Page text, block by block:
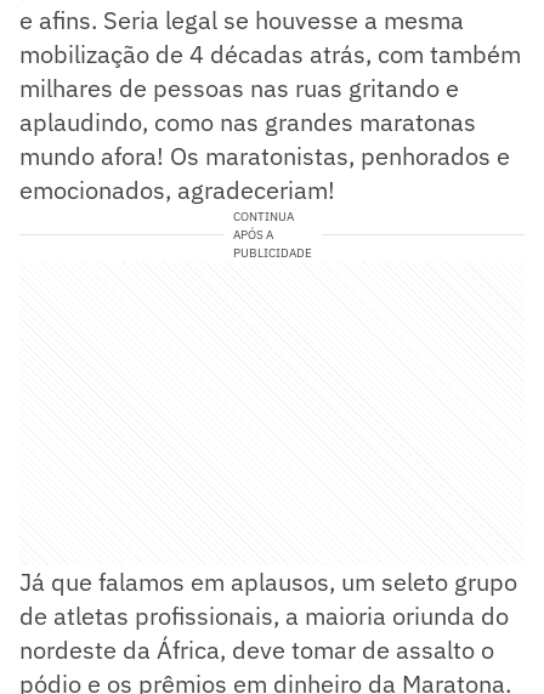
e afins. Seria legal se houvesse a mesma
mobilização de 4 décadas atrás, com também
milhares de pessoas nas ruas gritando e
aplaudindo, como nas grandes maratonas
mundo afora! Os maratonistas, penhorados e
emocionados, agradeceriam!
CONTINUA
APÓS A
PUBLICIDADE
Já que falamos em aplausos, um seleto grupo
de atletas profissionais, a maioria oriunda do
nordeste da África, deve tomar de assalto o
pódio e os prêmios em dinheiro da Maratona.